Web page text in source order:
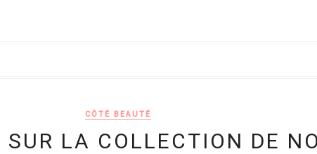
CÔTÉ BEAUTÉ
LA COLLECTION DE